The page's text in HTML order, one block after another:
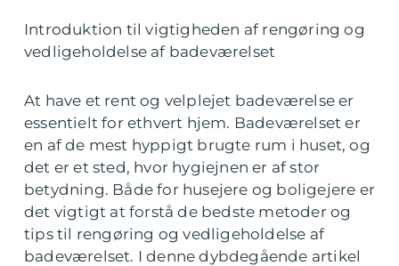
Introduktion til vigtigheden af rengøring og
vedligeholdelse af badeværelset
At have et rent og velplejet badeværelse er
essentielt for ethvert hjem. Badeværelset er
en af de mest hyppigt brugte rum i huset, og
det er et sted, hvor hygiejnen er af stor
betydning. Både for husejere og boligejere er
det vigtigt at forstå de bedste metoder og
tips til rengøring og vedligeholdelse af
badeværelset. I denne dybdegående artikel